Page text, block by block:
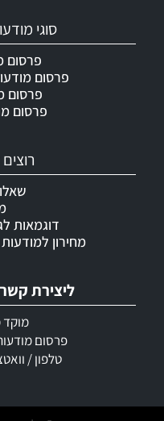
ליצירת
פרסום
טלפון / וואטצאפ:
דוגמאות
מחירון
סוגי
פרסום
פרסום
פרסום
פרסום